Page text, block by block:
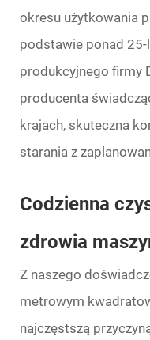
okresu użytkowania
podstawie ponad
produkcyjnego firmy
producenta
krajach, skuteczna
starania z
Codzienna
zdrowia
Z naszego
metrowym
najczęstszą